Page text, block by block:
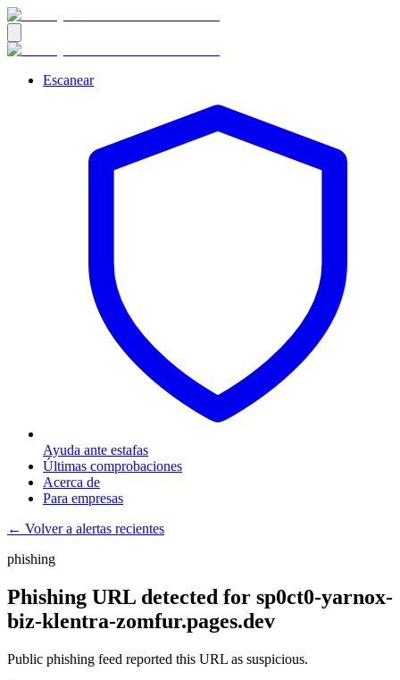
Escanear
Ayuda ante estafas
Últimas comprobaciones
Acerca de
Para empresas
← Volver a alertas recientes
phishing
Phishing URL detected for sp0ct0-yarnox-
biz-klentra-zomfur.pages.dev
Public phishing feed reported this URL as suspicious.